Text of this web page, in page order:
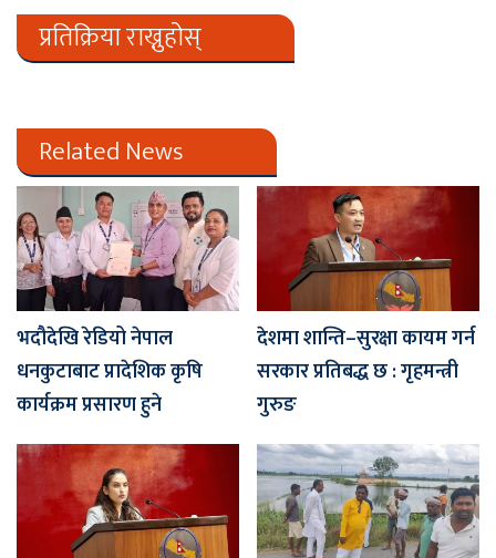
प्रतिक्रिया राख्नुहोस्
Related News
भदौदेखि रेडियो नेपाल
धनकुटाबाट प्रादेशिक कृषि
कार्यक्रम प्रसारण हुने
देशमा शान्ति–सुरक्षा कायम गर्न
सरकार प्रतिबद्ध छ : गृहमन्त्री
गुरुङ